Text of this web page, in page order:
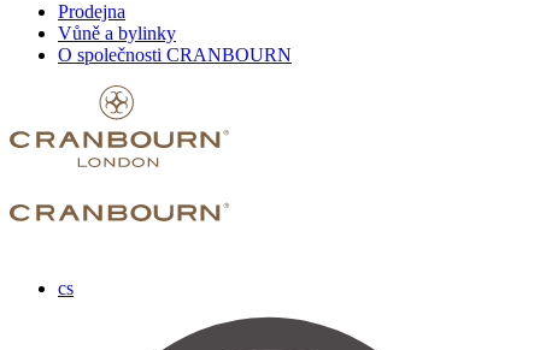
Prodejna
Vůně a bylinky
O společnosti CRANBOURN
cs